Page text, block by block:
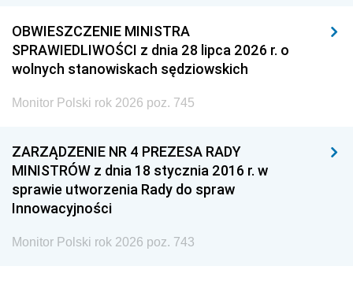
OBWIESZCZENIE MINISTRA
SPRAWIEDLIWOŚCI z dnia 28 lipca 2026 r. o
wolnych stanowiskach sędziowskich
Monitor Polski rok 2026 poz. 745
ZARZĄDZENIE NR 4 PREZESA RADY
MINISTRÓW z dnia 18 stycznia 2016 r. w
sprawie utworzenia Rady do spraw
Innowacyjności
Monitor Polski rok 2026 poz. 743